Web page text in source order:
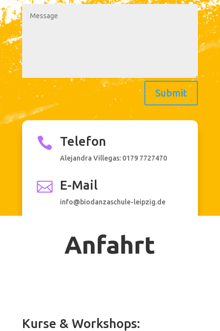
Submit
 Telefon
Alejandra Villegas: 0179 7727470
 E-Mail
info@biodanzaschule-leipzig.de
Anfahrt
Kurse & Workshops: